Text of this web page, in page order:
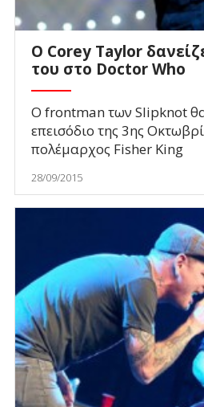
O Corey Taylor
του στο Doctor Who
Ο frontman των Slipknot
επεισόδιο της 3ης
πολέμαρχος Fisher King
28/09/2015